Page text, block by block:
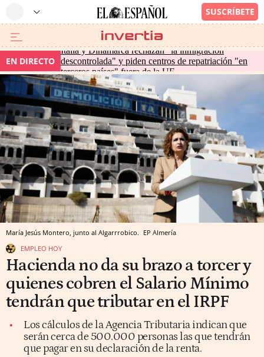
EN DIRECTO
Italia y Dinamarca rechazan "la inmigración
descontrolada" y piden centros de repatriación "en
terceros países" fuera de la UE
María Jesús Montero, junto al Algarrrobico. EP Almería
EMPLEO HOY
Hacienda no da su brazo a torcer y
quienes cobren el Salario Mínimo
tendrán que tributar en el IRPF
Los cálculos de la Agencia Tributaria indican que
serán cerca de 500.000 personas las que tendrán
que pagar en su declaración de la renta.